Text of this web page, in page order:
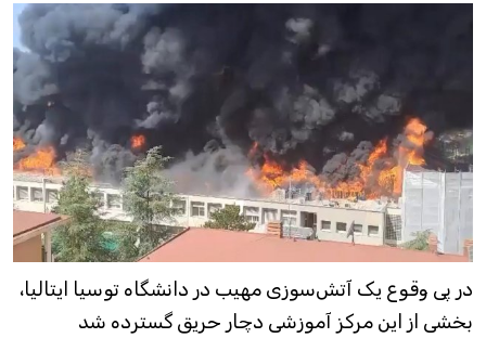
در پی وقوع یک آتش‌سوزی مهیب در دانشگاه توسیا ایتالیا،
بخشی از این مرکز آموزشی دچار حریق گسترده شد